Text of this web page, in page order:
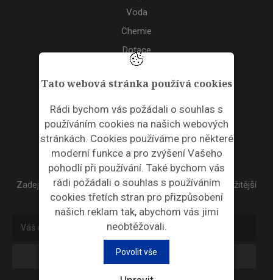
Tato webová stránka používá cookies
Rádi bychom vás požádali o souhlas s
používáním cookies na našich webových
stránkách. Cookies používáme pro některé
moderní funkce a pro zvýšení Vašeho
pohodlí při používání. Také bychom vás
rádi požádali o souhlas s používáním
cookies třetích stran pro přizpůsobení
našich reklam tak, abychom vás jimi
neobtěžovali.
Povolit vše
Voda
Chemie
Dotace
Akce
ODPADNÍ PLASTY
NEWSLETTER
Zadejte váš email a my Vám budeme zasílat ty nejdůležitější
informace, maximálně 1x týdně.
Odebírat